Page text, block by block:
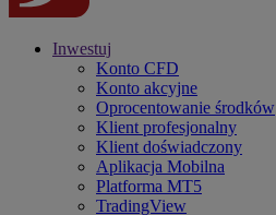
Inwestuj
Konto CFD
Konto akcyjne
Oprocentowanie środków
Klient profesjonalny
Klient doświadczony
Aplikacja Mobilna
Platforma MT5
TradingView